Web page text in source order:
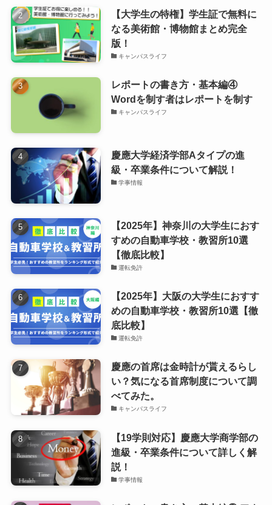
【大学生の特権】学生証で無料に
なる美術館・博物館まとめ完全
版！
キャンパスライフ
レポートの書き方・基本編④
Wordを制す者はレポートを制す
キャンパスライフ
慶應大学経済学部Aタイプの進
級・卒業条件について解説！
学事情報
【2025年】神奈川の大学生におす
すめの自動車学校・教習所10選
【徹底比較】
運転免許
【2025年】大阪の大学生におすす
めの自動車学校・教習所10選【徹
底比較】
運転免許
慶應の首席は金時計が貰えるらし
い？気になる首席制度について調
べてみた。
キャンパスライフ
【19学則対応】慶應大学商学部の
進級・卒業条件について詳しく解
説！
学事情報